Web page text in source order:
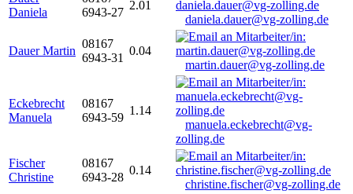
Daniela
6943-27
2.01
daniela.dauer@vg-zolling.de
Dauer Martin
08167
6943-31
0.04
martin.dauer@vg-zolling.de
Eckebrecht
Manuela
08167
6943-59
1.14
manuela.eckebrecht@vg-
zolling.de
Fischer
Christine
08167
6943-28
0.14
christine.fischer@vg-zolling.de